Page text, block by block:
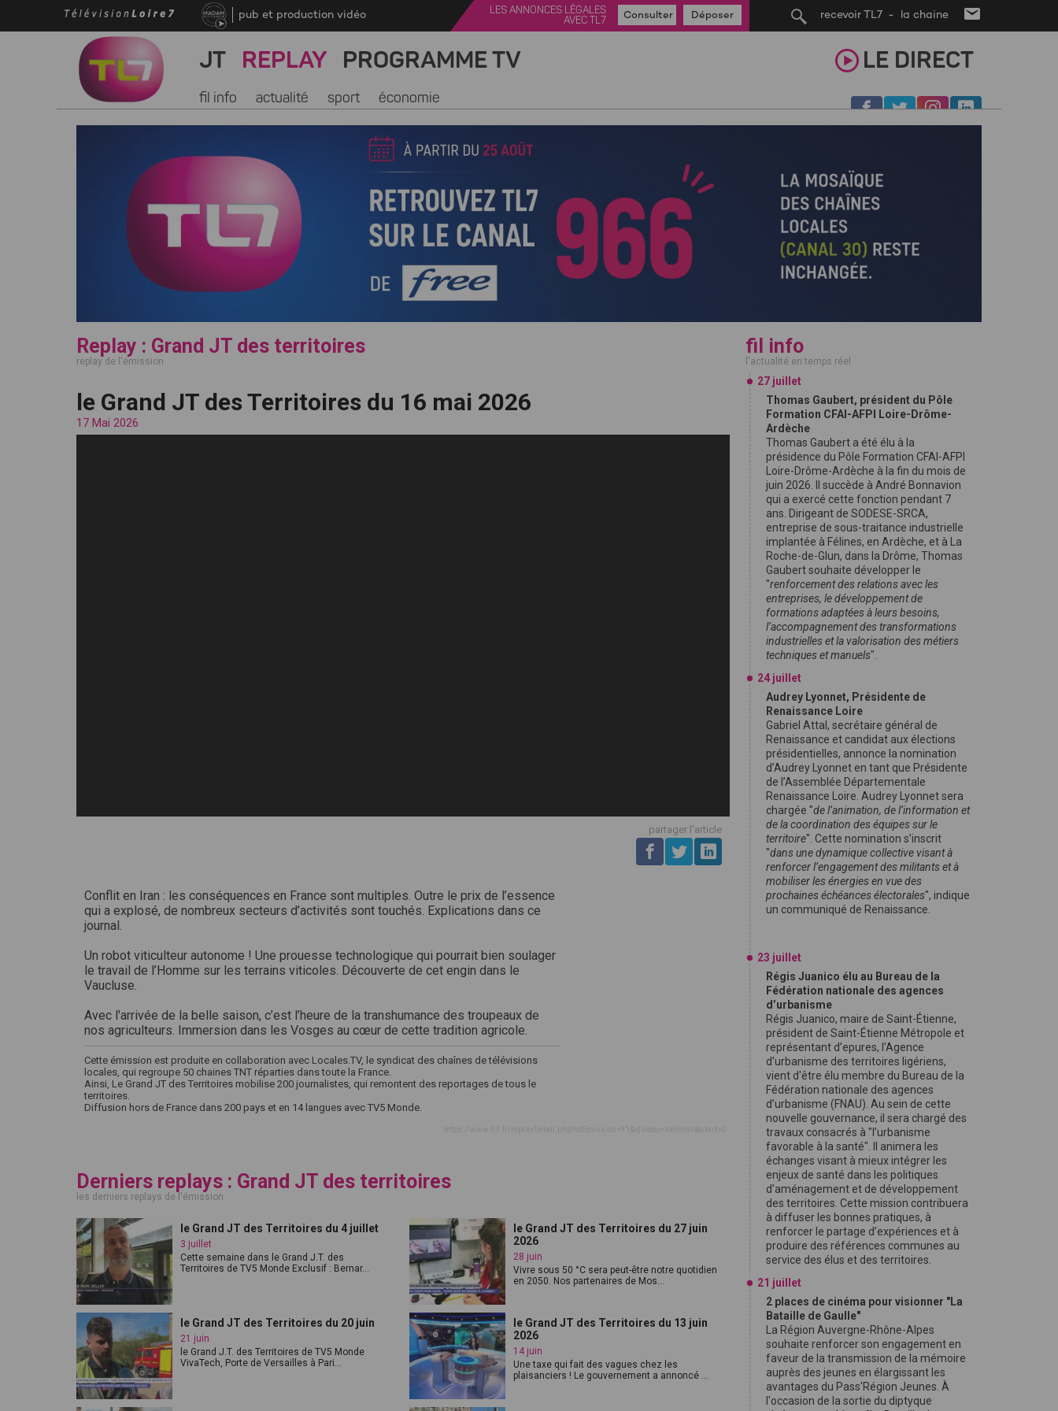
recevoir TL7 - la chaine
pub et production vidéo
LES ANNONCES LÉGALES
AVEC TL7
Consulter Déposer
JT REPLAY PROGRAMME TV LE DIRECT
fil info actualité sport économie
Replay : Grand JT des territoires
replay de l'émission
le Grand JT des Territoires du 16 mai 2026
17 Mai 2026
partager l'article
Conflit en Iran : les conséquences en France sont multiples. Outre le prix de l’essence
qui a explosé, de nombreux secteurs d’activités sont touchés. Explications dans ce
journal.
Un robot viticulteur autonome ! Une prouesse technologique qui pourrait bien soulager
le travail de l’Homme sur les terrains viticoles. Découverte de cet engin dans le
Vaucluse.
Avec l'arrivée de la belle saison, c’est l’heure de la transhumance des troupeaux de
nos agriculteurs. Immersion dans les Vosges au cœur de cette tradition agricole.
Cette émission est produite en collaboration avec Locales.TV, le syndicat des chaînes de télévisions
locales, qui regroupe 50 chaines TNT réparties dans toute la France.
Ainsi, Le Grand JT des Territoires mobilise 200 journalistes, qui remontent des reportages de tous le
territoires.
Diffusion hors de France dans 200 pays et en 14 langues avec TV5 Monde.
Derniers replays : Grand JT des territoires
les derniers replays de l'émission
le Grand JT des Territoires du 4 juillet
3 juillet
Cette semaine dans le Grand J.T. des
Territoires de TV5 Monde Exclusif : Bernar...
le Grand JT des Territoires du 27 juin
2026
28 juin
Vivre sous 50 °C sera peut-être notre quotidien
en 2050. Nos partenaires de Mos...
le Grand JT des Territoires du 20 juin
21 juin
le Grand J.T. des Territoires de TV5 Monde
VivaTech, Porte de Versailles à Pari...
le Grand JT des Territoires du 13 juin
2026
14 juin
Une taxe qui fait des vagues chez les
plaisanciers ! Le gouvernement a annoncé ...
fil info
l'actualité en temps réel
27 juillet
Thomas Gaubert, président du Pôle
Formation CFAI-AFPI Loire-Drôme-
Ardèche
Thomas Gaubert a été élu à la
présidence du Pôle Formation CFAI-AFPI
Loire-Drôme-Ardèche à la fin du mois de
juin 2026. Il succède à André Bonnavion
qui a exercé cette fonction pendant 7
ans. Dirigeant de SODESE-SRCA,
entreprise de sous-traitance industrielle
implantée à Félines, en Ardèche, et à La
Roche-de-Glun, dans la Drôme, Thomas
Gaubert souhaite développer le
"renforcement des relations avec les
entreprises, le développement de
formations adaptées à leurs besoins,
l’accompagnement des transformations
industrielles et la valorisation des métiers
techniques et manuels".
24 juillet
Audrey Lyonnet, Présidente de
Renaissance Loire
Gabriel Attal, secrétaire général de
Renaissance et candidat aux élections
présidentielles, annonce la nomination
d’Audrey Lyonnet en tant que Présidente
de l’Assemblée Départementale
Renaissance Loire. Audrey Lyonnet sera
chargée "de l’animation, de l’information et
de la coordination des équipes sur le
territoire". Cette nomination s’inscrit
"dans une dynamique collective visant à
renforcer l’engagement des militants et à
mobiliser les énergies en vue des
prochaines échéances électorales", indique
un communiqué de Renaissance.
23 juillet
Régis Juanico élu au Bureau de la
Fédération nationale des agences
d’urbanisme
Régis Juanico, maire de Saint-Étienne,
président de Saint-Étienne Métropole et
représentant d’epures, l’Agence
d’urbanisme des territoires ligériens,
vient d'être élu membre du Bureau de la
Fédération nationale des agences
d’urbanisme (FNAU). Au sein de cette
nouvelle gouvernance, il sera chargé des
travaux consacrés à "l’urbanisme
favorable à la santé". Il animera les
échanges visant à mieux intégrer les
enjeux de santé dans les politiques
d’aménagement et de développement
des territoires. Cette mission contribuera
à diffuser les bonnes pratiques, à
renforcer le partage d’expériences et à
produire des références communes au
service des élus et des territoires.
21 juillet
2 places de cinéma pour visionner "La
Bataille de Gaulle"
La Région Auvergne-Rhône-Alpes
souhaite renforcer son engagement en
faveur de la transmission de la mémoire
auprès des jeunes en élargissant les
avantages du Pass'Région Jeunes. À
l'occasion de la sortie du diptyque